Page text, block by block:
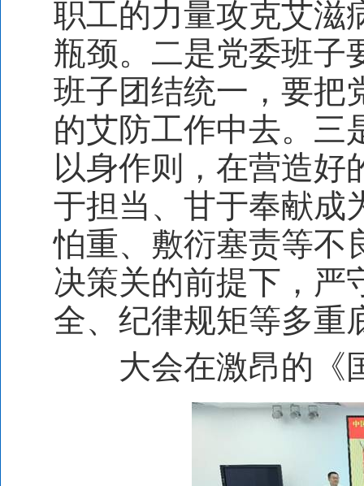
职工的力量攻克艾滋
瓶颈。二是党委班子
班子团结统一，要把
的艾防工作中去。三
以身作则，在营造好
于担当、甘于奉献成
怕重、敷衍塞责等不
决策关的前提下，严
全、纪律规矩等多重
大会在激昂的《